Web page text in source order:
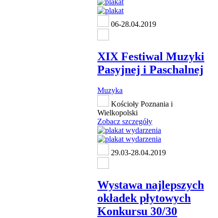
06-28.04.2019
XIX Festiwal Muzyki
Pasyjnej i Paschalnej
Muzyka
Kościoły Poznania i
Wielkopolski
Zobacz szczegóły
29.03-28.04.2019
Wystawa najlepszych
okładek płytowych
Konkursu 30/30